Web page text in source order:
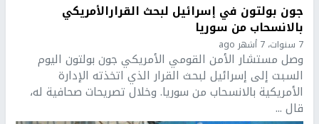
جون بولتون في إسرائيل لبحث القرارالأمريكي
بالانسحاب من سوريا
7 سنوات، 7 أشهر ago
وصل مستشار الأمن القومي الأمريكي جون بولتون اليوم
السبت إلى إسرائيل لبحث القرار الذي اتخذته الإدارة
الأمريكية بالانسحاب من سوريا. وخلال تصريحات صحافية له،
قال ...